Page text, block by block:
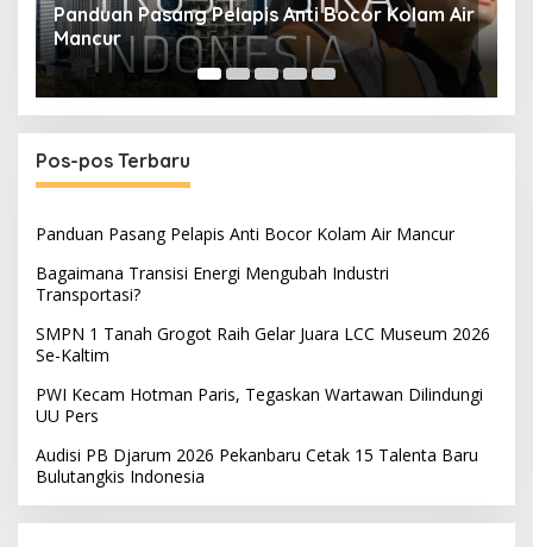
Bagaimana Transisi Energi Mengubah Industri
Transportasi?
Pos-pos Terbaru
Panduan Pasang Pelapis Anti Bocor Kolam Air Mancur
Bagaimana Transisi Energi Mengubah Industri
Transportasi?
SMPN 1 Tanah Grogot Raih Gelar Juara LCC Museum 2026
Se-Kaltim
PWI Kecam Hotman Paris, Tegaskan Wartawan Dilindungi
UU Pers
Audisi PB Djarum 2026 Pekanbaru Cetak 15 Talenta Baru
Bulutangkis Indonesia